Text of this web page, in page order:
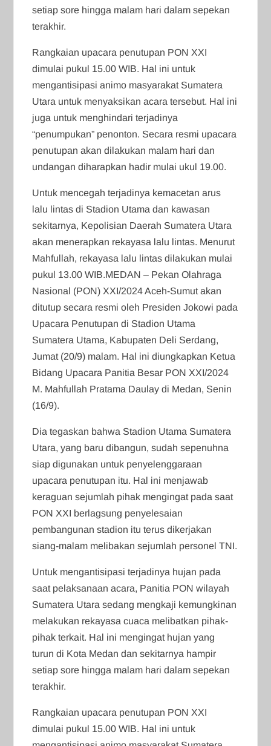
setiap sore hingga malam hari dalam sepekan
terakhir.
Rangkaian upacara penutupan PON XXI
dimulai pukul 15.00 WIB. Hal ini untuk
mengantisipasi animo masyarakat Sumatera
Utara untuk menyaksikan acara tersebut. Hal ini
juga untuk menghindari terjadinya
“penumpukan” penonton. Secara resmi upacara
penutupan akan dilakukan malam hari dan
undangan diharapkan hadir mulai ukul 19.00.
Untuk mencegah terjadinya kemacetan arus
lalu lintas di Stadion Utama dan kawasan
sekitarnya, Kepolisian Daerah Sumatera Utara
akan menerapkan rekayasa lalu lintas. Menurut
Mahfullah, rekayasa lalu lintas dilakukan mulai
pukul 13.00 WIB.MEDAN – Pekan Olahraga
Nasional (PON) XXI/2024 Aceh-Sumut akan
ditutup secara resmi oleh Presiden Jokowi pada
Upacara Penutupan di Stadion Utama
Sumatera Utama, Kabupaten Deli Serdang,
Jumat (20/9) malam. Hal ini diungkapkan Ketua
Bidang Upacara Panitia Besar PON XXI/2024
M. Mahfullah Pratama Daulay di Medan, Senin
(16/9).
Dia tegaskan bahwa Stadion Utama Sumatera
Utara, yang baru dibangun, sudah sepenuhna
siap digunakan untuk penyelenggaraan
upacara penutupan itu. Hal ini menjawab
keraguan sejumlah pihak mengingat pada saat
PON XXI berlagsung penyelesaian
pembangunan stadion itu terus dikerjakan
siang-malam melibakan sejumlah personel TNI.
Untuk mengantisipasi terjadinya hujan pada
saat pelaksanaan acara, Panitia PON wilayah
Sumatera Utara sedang mengkaji kemungkinan
melakukan rekayasa cuaca melibatkan pihak-
pihak terkait. Hal ini mengingat hujan yang
turun di Kota Medan dan sekitarnya hampir
setiap sore hingga malam hari dalam sepekan
terakhir.
Rangkaian upacara penutupan PON XXI
dimulai pukul 15.00 WIB. Hal ini untuk